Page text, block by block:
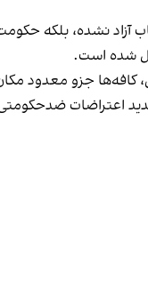
آزاد نشده، بلکه
شده است.
کافه‌ها جزو معدود
اعتراضات